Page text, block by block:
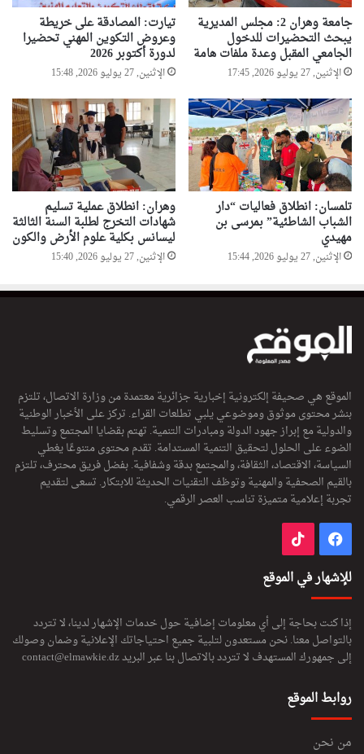
جامعة وهران 2: مجلس المديرية
يبحث التحضيرات للدخول
الجامعي المقبل وعدة ملفات هامة
الإثنين, 27 يوليو 2026, 17:45
تيارت: المصادقة على خريطة
وعروض التكوين المهني تحضيرا
لدورة أكتوبر 2026
الإثنين, 27 يوليو 2026, 15:48
تلمسان: انطلاق فعاليات “دار
الشباب الشاطئية” بمرسى بن
مهيدي
الإثنين, 27 يوليو 2026, 15:44
وهران: انطلاق عملية تسليم
شهادات التخرج لطلبة السنة الثالثة
ليسانس بكلية علوم الأرض والكون
الإثنين, 27 يوليو 2026, 15:40
الموقع هي صحيفة إلكترونية إخبارية جزائرية معتمدة من وزارة الاتصال، تلتزم
بنشر محتوى موثوق وموضوعي يلبي تطلعات القراء. تركز على الأخبار الوطنية
والدولية مع إبراز جهود الدولة ومبادرات التنمية. تهتم بقضايا المجتمع وتسليط
الضوء على الحلول لتحقيق التنمية المستدامة. تقدم محتوى متنوعًا يغطي
السياسة، الاقتصاد، الثقافة، والمجتمع بدقة وشفافية. بفضل فريق محترف، تلتزم
بالقيم الصحفية والمهنية وتوظف التقنيات الحديثة للابتكار. تسعى لتقديم
تجربة إعلامية متميزة تناسب العصر الرقمي.
فيسبوك
للإشهار في الموقع
إذا كنت بحاجة إلى أي معلومات إضافية حول خدمات الإشهار لدينا، لا تتردد
بالتواصل معنا. نحن مستعدون لتلبية جميع احتياجاتك الإعلانية وضمان وصولك
إلى جمهورك المستهدف لا تتردد بالاتصال بنا عبر البريدcontact@elmawkie.dz
روابط الموقع
من نحن